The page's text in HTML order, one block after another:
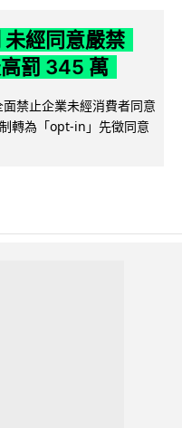
未經同意嚴禁
罰 345 萬
禁止企業未經消費者同意
轉為「opt-in」先徵同意